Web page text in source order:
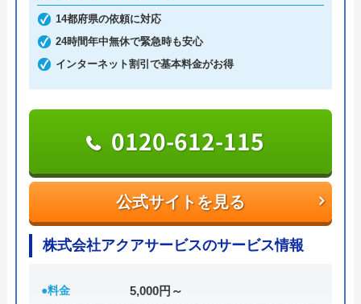
県、東京都、千葉県で、各都県の詳細な対応エリア
はHPでご確認いただけます。
うことをおすすめします。
リピーター割、雨の日割など5つの割引があり、最
大8%の割引を受けられます。見積もりも無料なの
で、お気軽にご利用ください。
受付時間 年中無休 8:00～21:00
14都府県の依頼に対応
24時間年中無休で緊急時も安心
インターネット割引で基本料金がお得
公式サイトを見る
0120-612-115
株式会社アクアサービスのサービス情報
●料金 5,000円～